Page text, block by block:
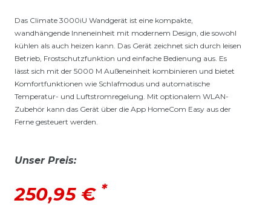
Das Climate 3000iU Wandgerät ist eine kompakte,
wandhängende Inneneinheit mit modernem Design, die sowohl
kühlen als auch heizen kann. Das Gerät zeichnet sich durch leisen
Betrieb, Frostschutzfunktion und einfache Bedienung aus. Es
lässt sich mit der 5000 M Außeneinheit kombinieren und bietet
Komfortfunktionen wie Schlafmodus und automatische
Temperatur- und Luftstromregelung. Mit optionalem WLAN-
Zubehör kann das Gerät über die App HomeCom Easy aus der
Ferne gesteuert werden.
Unser Preis:
250,95 € *